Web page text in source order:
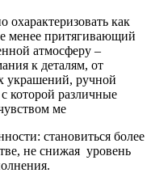
как
менее притягивающий
атмосферу –
к деталям, от
украшений, ручной
которой различные
ме
становиться более
не снижая уровень